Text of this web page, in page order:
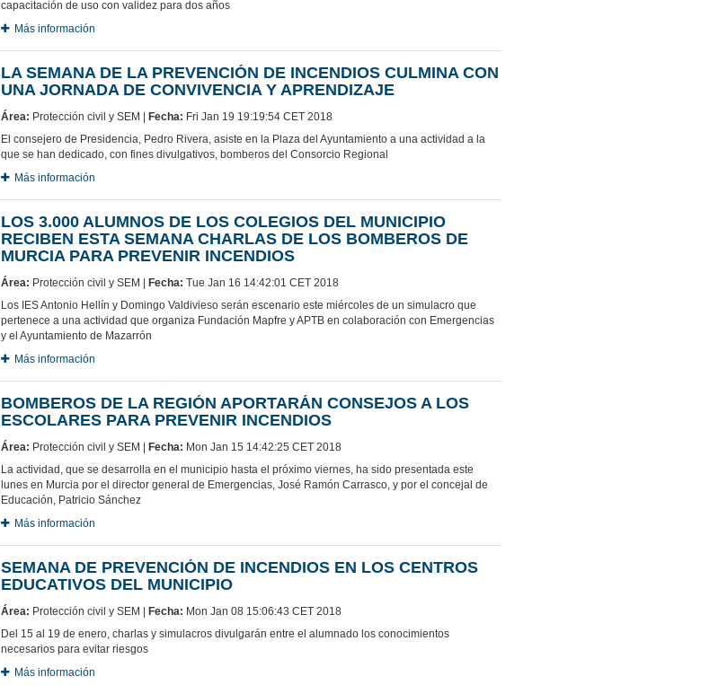
capacitación de uso con validez para dos años
Más información
LA SEMANA DE LA PREVENCIÓN DE INCENDIOS CULMINA CON
UNA JORNADA DE CONVIVENCIA Y APRENDIZAJE
Área: Protección civil y SEM | Fecha: Fri Jan 19 19:19:54 CET 2018
El consejero de Presidencia, Pedro Rivera, asiste en la Plaza del Ayuntamiento a una actividad a la
que se han dedicado, con fines divulgativos, bomberos del Consorcio Regional
Más información
LOS 3.000 ALUMNOS DE LOS COLEGIOS DEL MUNICIPIO
RECIBEN ESTA SEMANA CHARLAS DE LOS BOMBEROS DE
MURCIA PARA PREVENIR INCENDIOS
Área: Protección civil y SEM | Fecha: Tue Jan 16 14:42:01 CET 2018
Los IES Antonio Hellín y Domingo Valdivieso serán escenario este miércoles de un simulacro que
pertenece a una actividad que organiza Fundación Mapfre y APTB en colaboración con Emergencias
y el Ayuntamiento de Mazarrón
Más información
BOMBEROS DE LA REGIÓN APORTARÁN CONSEJOS A LOS
ESCOLARES PARA PREVENIR INCENDIOS
Área: Protección civil y SEM | Fecha: Mon Jan 15 14:42:25 CET 2018
La actividad, que se desarrolla en el municipio hasta el próximo viernes, ha sido presentada este
lunes en Murcia por el director general de Emergencias, José Ramón Carrasco, y por el concejal de
Educación, Patricio Sánchez
Más información
SEMANA DE PREVENCIÓN DE INCENDIOS EN LOS CENTROS
EDUCATIVOS DEL MUNICIPIO
Área: Protección civil y SEM | Fecha: Mon Jan 08 15:06:43 CET 2018
Del 15 al 19 de enero, charlas y simulacros divulgarán entre el alumnado los conocimientos
necesarios para evitar riesgos
Más información